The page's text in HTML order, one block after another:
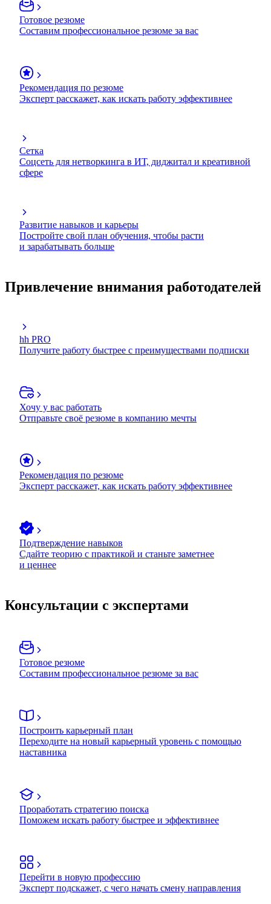
Готовое резюме
Составим профессиональное резюме за вас
Рекомендация по резюме
Эксперт расскажет, как искать работу эффективнее
Сетка
Соцсеть для нетворкинга в ИТ, диджитал и креативной
сфере
Развитие навыков и карьеры
Постройте свой план обучения, чтобы расти
и зарабатывать больше
Привлечение внимания работодателей
hh PRO
Получите работу быстрее с преимуществами подписки
Хочу у вас работать
Отправьте своё резюме в компанию мечты
Рекомендация по резюме
Эксперт расскажет, как искать работу эффективнее
Подтверждение навыков
Сдайте теорию с практикой и станьте заметнее
и ценнее
Консультации с экспертами
Готовое резюме
Составим профессиональное резюме за вас
Построить карьерный план
Переходите на новый карьерный уровень с помощью
наставника
Проработать стратегию поиска
Поможем искать работу быстрее и эффективнее
Перейти в новую профессию
Эксперт подскажет, с чего начать смену направления